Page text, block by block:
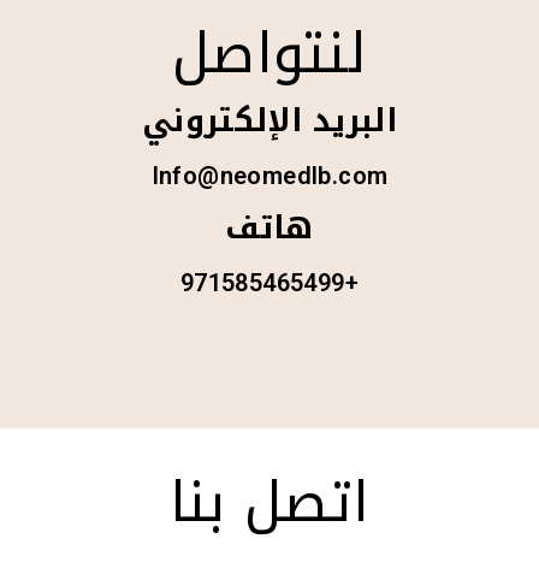
لنتواصل
البريد الإلكتروني
Info@neomedlb.com
هاتف
+971585465499
اتصل بنا